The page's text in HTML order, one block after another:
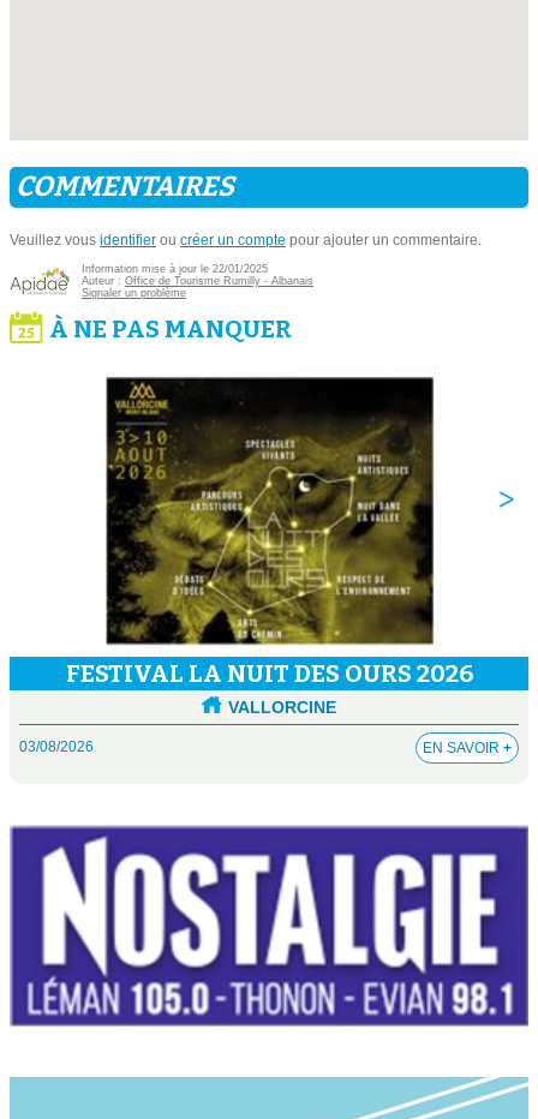
COMMENTAIRES
Veuillez vous identifier ou créer un compte pour ajouter un commentaire.
Information mise à jour le 22/01/2025
Auteur : Office de Tourisme Rumilly - Albanais
Signaler un problème
À NE PAS MANQUER
FESTIVAL LA NUIT DES OURS 2026
VALLORCINE
03/08/2026 EN SAVOIR +